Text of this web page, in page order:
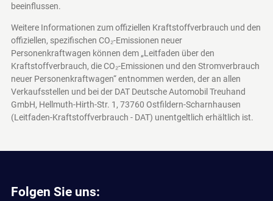
beeinflussen.
Weitere Informationen zum offiziellen Kraftstoffverbrauch und den
offiziellen, spezifischen CO₂-Emissionen neuer
Personenkraftwagen können dem „Leitfaden über den
Kraftstoffverbrauch, die CO₂-Emissionen und den Stromverbrauch
neuer Personenkraftwagen“ entnommen werden, der an allen
Verkaufsstellen und bei der DAT Deutsche Automobil Treuhand
GmbH, Hellmuth-Hirth-Str. 1, 73760 Ostfildern-Scharnhausen
(Leitfaden-Kraftstoffverbrauch - DAT) unentgeltlich erhältlich ist.
Folgen Sie uns: